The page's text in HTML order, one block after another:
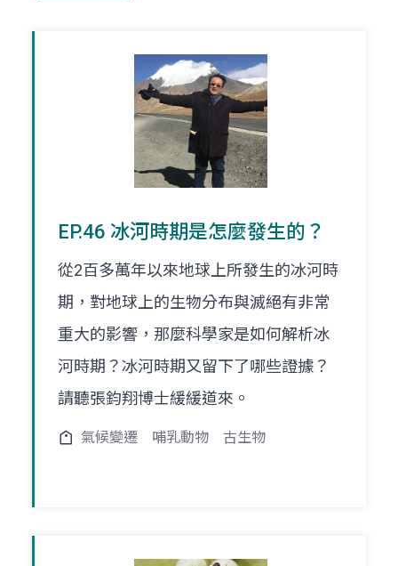
EP.46 冰河時期是怎麼發生的？
從2百多萬年以來地球上所發生的冰河時
期，對地球上的生物分布與滅絕有非常
重大的影響，那麼科學家是如何解析冰
河時期？冰河時期又留下了哪些證據？
請聽張鈞翔博士緩緩道來。
氣候變遷 哺乳動物 古生物